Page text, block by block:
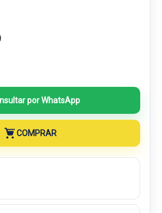
por WhatsApp
COMPRAR